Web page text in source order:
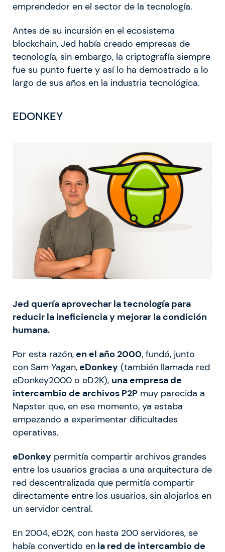
emprendedor en el sector de la tecnología.
Antes de su incursión en el ecosistema
blockchain, Jed había creado empresas de
tecnología, sin embargo, la criptografía siempre
fue su punto fuerte y así lo ha demostrado a lo
largo de sus años en la industria tecnológica.
EDONKEY
Jed quería aprovechar la tecnología para
reducir la ineficiencia y mejorar la condición
humana.
Por esta razón,en el año 2000, fundó, junto
con Sam Yagan,eDonkey (también llamada red
eDonkey2000 o eD2K), una empresa de
intercambio de archivos P2P muy parecida a
Napster que, en ese momento, ya estaba
empezando a experimentar dificultades
operativas.
eDonkey permitía compartir archivos grandes
entre los usuarios gracias a una arquitectura de
red descentralizada que permitía compartir
directamente entre los usuarios, sin alojarlos en
un servidor central.
En 2004, eD2K, con hasta 200 servidores, se
había convertido en la red de intercambio de